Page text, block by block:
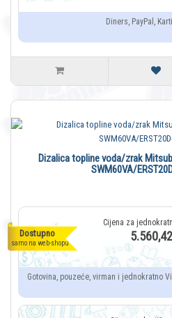
Diners, PayPal,
Dostupno
samo na web-shopu
Dizalica topline voda/zrak
SWM60VA/
Gotovina, pouzeće, virman i jednokratno